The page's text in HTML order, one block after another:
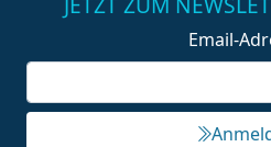
Email-